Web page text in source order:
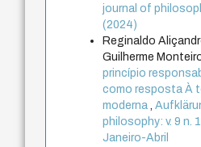
journal of
(2024)
Reginaldo
Guilherme
princípio
como resposta À
moderna,
philosophy: v. 9 n.
Janeiro-Abril